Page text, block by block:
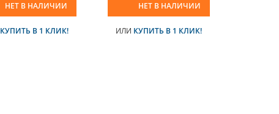
НЕТ В НАЛИЧИИ
КУПИТЬ В 1 КЛИК!
НЕТ В НАЛИЧИИ
ИЛИ КУПИТЬ В 1 КЛИК!